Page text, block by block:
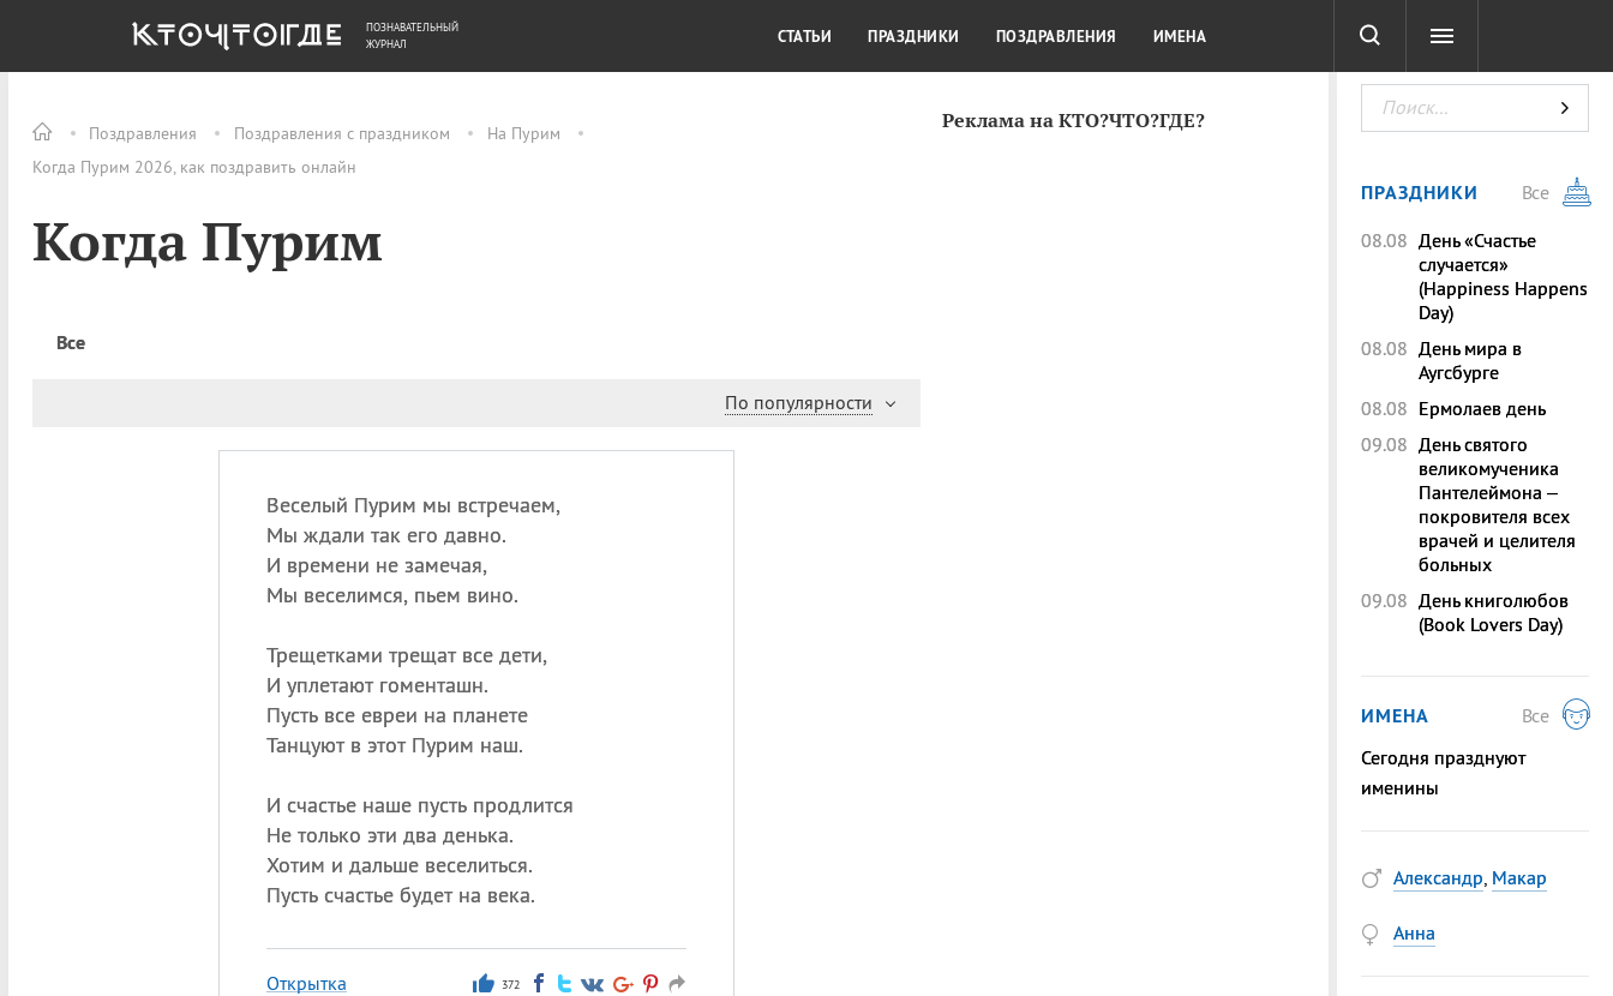
Поздравления Поздравления с праздником
На Пурим
Когда Пурим 2026, как поздравить онлайн
Когда Пурим
Все
По популярности
Веселый Пурим мы встречаем,
Мы ждали так его давно.
И времени не замечая,
Мы веселимся, пьем вино.
Трещетками трещат все дети,
И уплетают гоменташн.
Пусть все евреи на планете
Танцуют в этот Пурим наш.
И счастье наше пусть продлится
Не только эти два денька.
Хотим и дальше веселиться.
Пусть счастье будет на века.
Открытка 372
Реклама на КТО?ЧТО?ГДЕ?
ОБЩЕСТВО ДЕНЬГИ КУЛЬТУРА КРАСОТА ТЕСТЫ
ПОЗНАВАТЕЛЬНЫЙ
ЖУРНАЛ
СТАТЬИ ПРАЗДНИКИ ПОЗДРАВЛЕНИЯ ИМЕНА
ПРАЗДНИКИ
Все
08.08 День «Счастье
случается»
(Happiness Happens
Day)
08.08 День мира в
Аугсбурге
08.08 Ермолаев день
09.08 День святого
великомученика
Пантелеймона –
покровителя всех
врачей и целителя
больных
09.08 День книголюбов
(Book Lovers Day)
ИМЕНА
Все
Сегодня празднуют
именины
Александр, Макар
Анна